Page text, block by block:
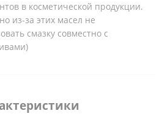
в косметической продукции.
из-за этих масел не
смазку совместно с
после него вы захотите взять